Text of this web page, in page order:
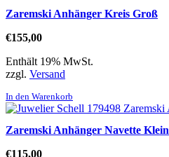
Zaremski Anhänger Kreis Groß
€155,00
Enthält 19% MwSt.
zzgl. Versand
In den Warenkorb
Zaremski Anhänger Navette Klein
€115,00